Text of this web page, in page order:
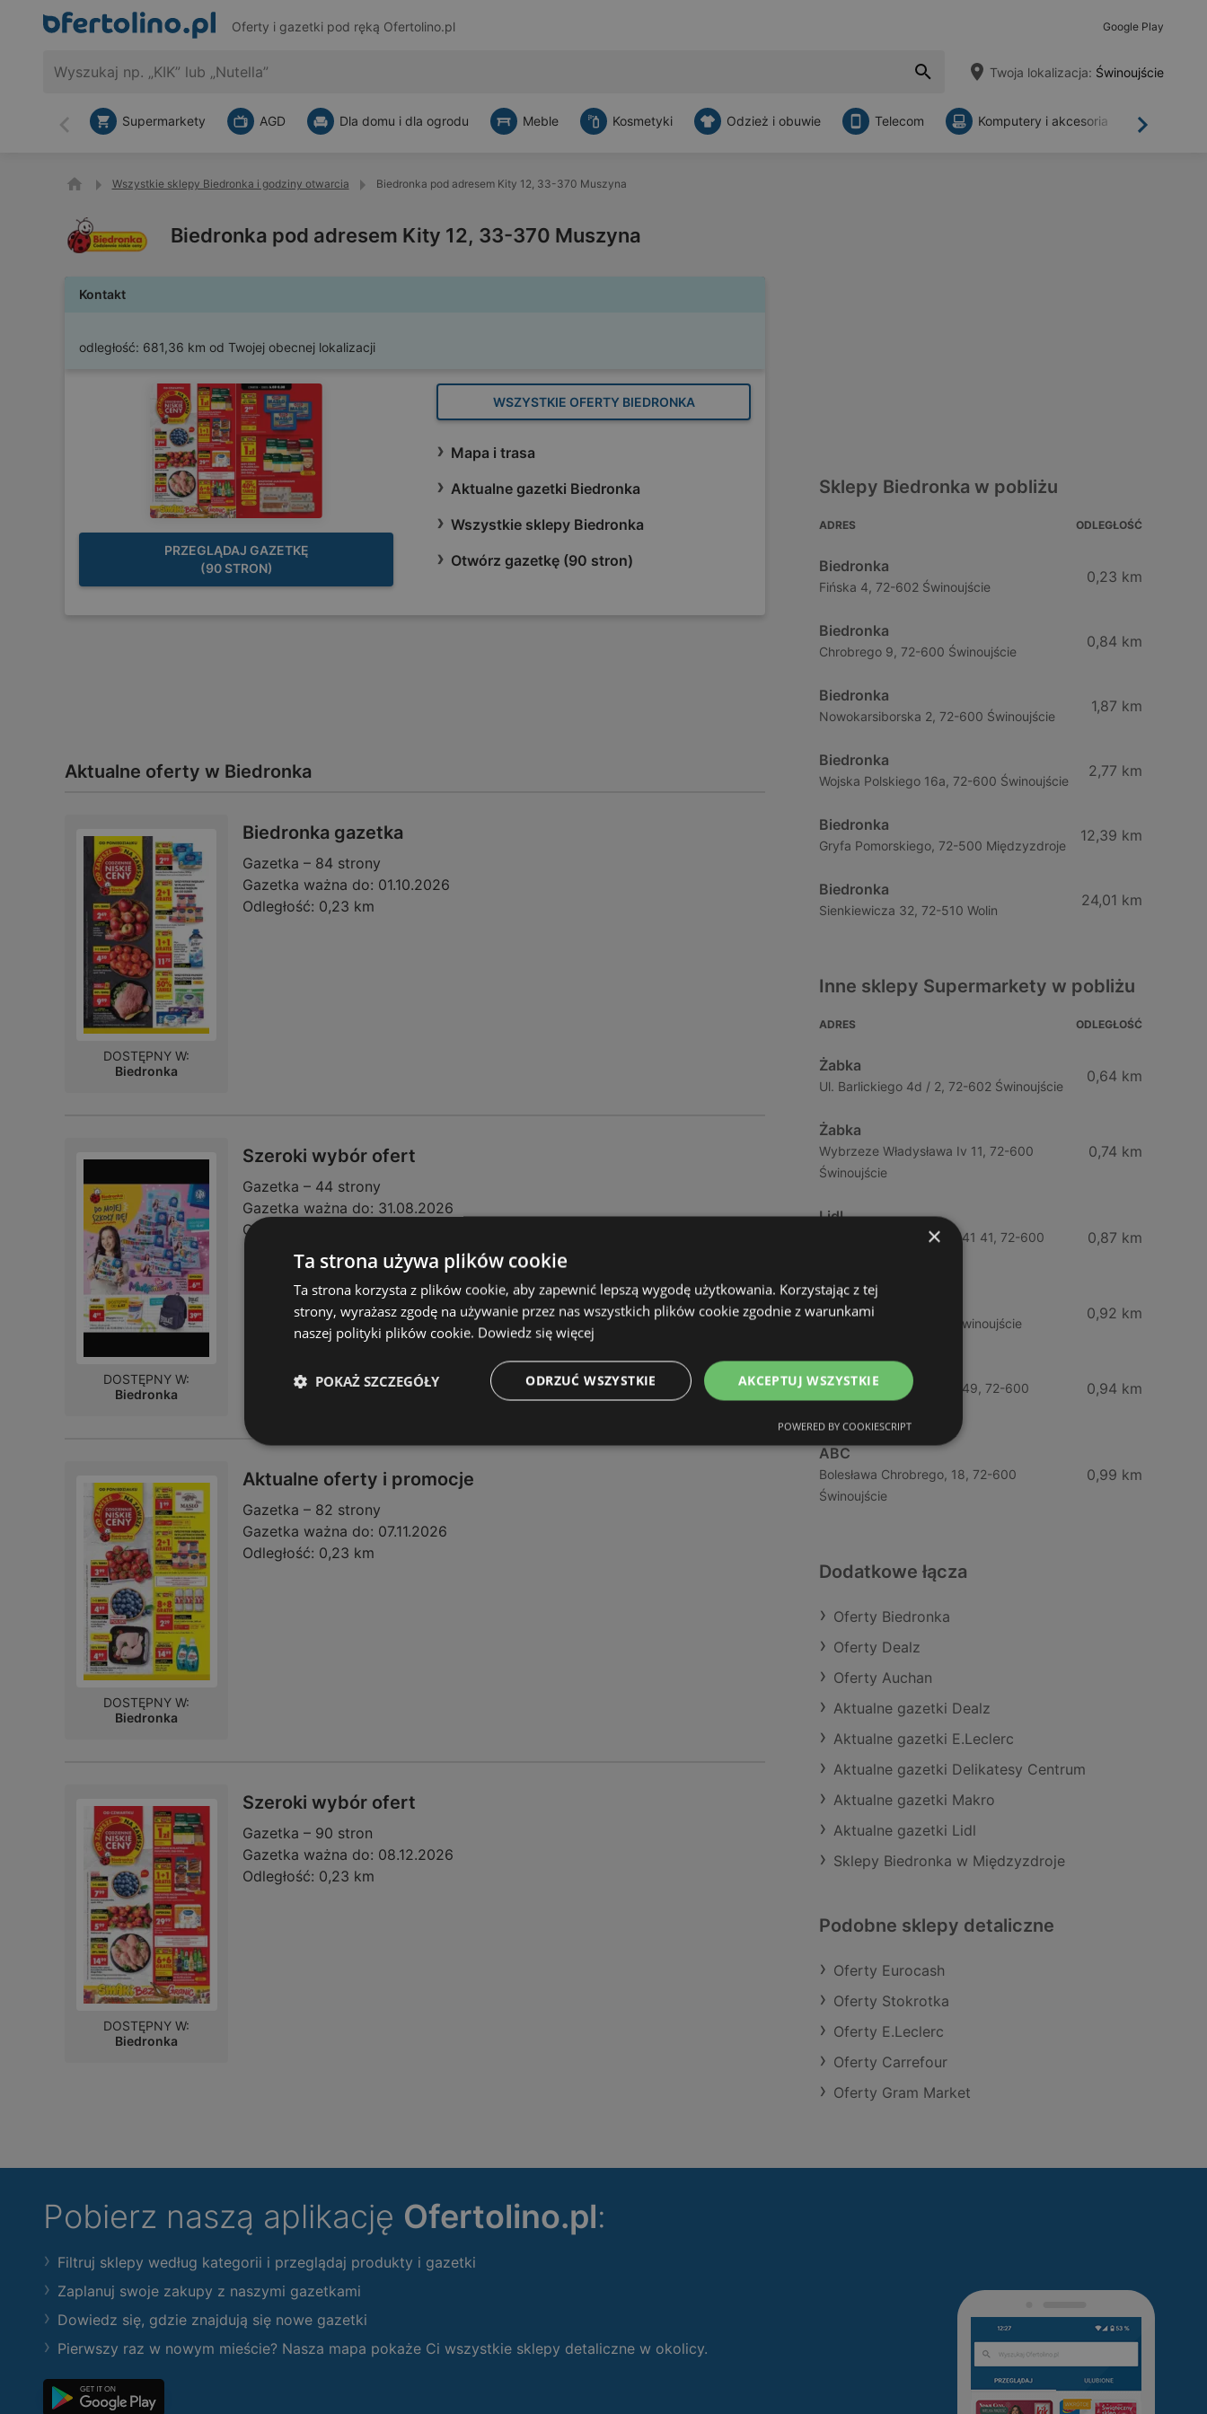
Oferty i gazetki pod ręką Ofertolino.pl Google Play
Twoja lokalizacja: Świnoujście
Wstecz Dalej
Supermarkety AGD Dla domu i dla ogrodu Meble Kosmetyki Odzież i obuwie Telecom Komputery i akcesoria
Wszystkie sklepy Biedronka i godziny otwarcia Biedronka pod adresem Kity 12, 33-370 Muszyna
Biedronka pod adresem Kity 12, 33-370 Muszyna
Kontakt
odległość: 681,36 km od Twojej obecnej lokalizacji
PRZEGLĄDAJ GAZETKĘ
(90 STRON)
WSZYSTKIE OFERTY BIEDRONKA
Mapa i trasa
Aktualne gazetki Biedronka
Wszystkie sklepy Biedronka
Otwórz gazetkę (90 stron)
Aktualne oferty w Biedronka
Biedronka gazetka
Gazetka – 84 strony
Gazetka ważna do: 01.10.2026
Odległość: 0,23 km
DOSTĘPNY W:
Biedronka
Szeroki wybór ofert
Gazetka – 44 strony
Gazetka ważna do: 31.08.2026
Odległość:
DOSTĘPNY W:
Biedronka
Aktualne oferty i promocje
Gazetka – 82 strony
Gazetka ważna do: 07.11.2026
Odległość: 0,23 km
DOSTĘPNY W:
Biedronka
Szeroki wybór ofert
Gazetka – 90 stron
Gazetka ważna do: 08.12.2026
Odległość: 0,23 km
DOSTĘPNY W:
Biedronka
Sklepy Biedronka w pobliżu
ADRES ODLEGŁOŚĆ
Biedronka
Fińska 4, 72-602 Świnoujście
0,23 km
Biedronka
Chrobrego 9, 72-600 Świnoujście
0,84 km
Biedronka
Nowokarsiborska 2, 72-600 Świnoujście
1,87 km
Biedronka
Wojska Polskiego 16a, 72-600 Świnoujście
2,77 km
Biedronka
Gryfa Pomorskiego, 72-500 Międzyzdroje
12,39 km
Biedronka
Sienkiewicza 32, 72-510 Wolin
24,01 km
Inne sklepy Supermarkety w pobliżu
ADRES ODLEGŁOŚĆ
Żabka
Ul. Barlickiego 4d / 2, 72-602 Świnoujście
0,64 km
Żabka
Wybrzeze Władysława Iv 11, 72-600
Świnoujście
0,74 km
Lidl
Ul. Bohaterów Września 41 41, 72-600
0,87 km
ABC
Barlickiego, 4, 72-600 Świnoujście
0,92 km
Żabka
Ul. Bohaterów Września 49, 72-600
0,94 km
ABC
Bolesława Chrobrego, 18, 72-600
Świnoujście
0,99 km
Dodatkowe łącza
Oferty Biedronka
Oferty Dealz
Oferty Auchan
Aktualne gazetki Dealz
Aktualne gazetki E.Leclerc
Aktualne gazetki Delikatesy Centrum
Aktualne gazetki Makro
Aktualne gazetki Lidl
Sklepy Biedronka w Międzyzdroje
Podobne sklepy detaliczne
Oferty Eurocash
Oferty Stokrotka
Oferty E.Leclerc
Oferty Carrefour
Oferty Gram Market
Pobierz naszą aplikację Ofertolino.pl:
Filtruj sklepy według kategorii i przeglądaj produkty i gazetki
Zaplanuj swoje zakupy z naszymi gazetkami
Dowiedz się, gdzie znajdują się nowe gazetki
Pierwszy raz w nowym mieście? Nasza mapa pokaże Ci wszystkie sklepy detaliczne w okolicy.
×
Ta strona używa plików cookie
Ta strona korzysta z plików cookie, aby zapewnić lepszą wygodę użytkowania. Korzystając z tej
strony, wyrażasz zgodę na używanie przez nas wszystkich plików cookie zgodnie z warunkami
naszej polityki plików cookie. Dowiedz się więcej
AKCEPTUJ WSZYSTKIE
ODRZUĆ WSZYSTKIE
POKAŻ SZCZEGÓŁY
POWERED BY COOKIESCRIPT